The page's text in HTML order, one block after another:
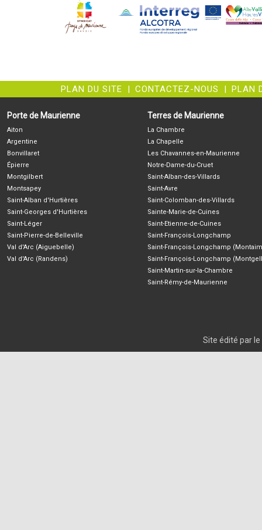
PLAN DU SITE | CONTACTEZ-NOUS | PLAN
Porte de Maurienne
Aiton
Argentine
Bonvillaret
Épierre
Montgilbert
Montsapey
Saint-Alban d'Hurtières
Saint-Georges d'Hurtières
Saint-Léger
Saint-Pierre-de-Belleville
Val d'Arc (Aiguebelle)
Val d'Arc (Randens)
Terres de Maurienne
La Chambre
La Chapelle
Les Chavannes-en-Maurienne
Notre-Dame-du-Cruet
Saint-Alban-des-Villards
Saint-Avre
Saint-Colomban-des-Villards
Sainte-Marie-de-Cuines
Saint-Etienne-de-Cuines
Saint-François-Longchamp
Saint-François-Longchamp
Saint-François-Longchamp
Saint-Martin-sur-la-Chambre
Saint-Rémy-de-Maurienne
Site édité par